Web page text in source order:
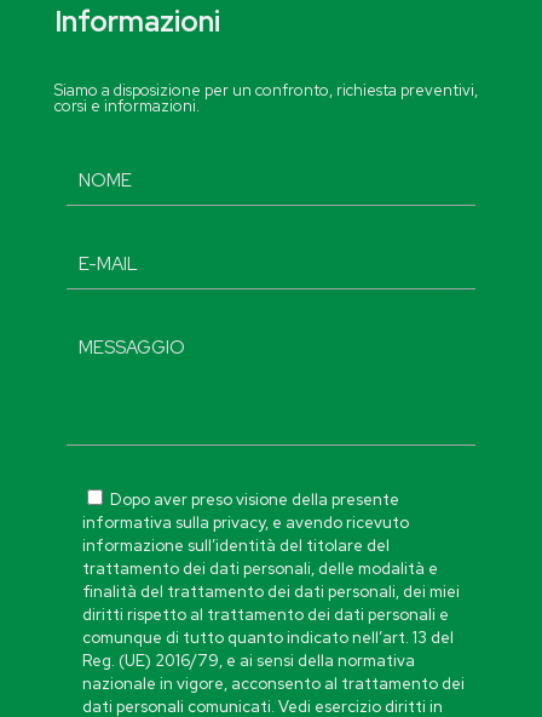
Informazioni
Siamo a disposizione per un confronto, richiesta preventivi,
corsi e informazioni.
Dopo aver preso visione della presente
informativa sulla privacy, e avendo ricevuto
informazione sull’identità del titolare del
trattamento dei dati personali, delle modalità e
finalità del trattamento dei dati personali, dei miei
diritti rispetto al trattamento dei dati personali e
comunque di tutto quanto indicato nell’art. 13 del
Reg. (UE) 2016/79, e ai sensi della normativa
nazionale in vigore, acconsento al trattamento dei
dati personali comunicati. Vedi esercizio diritti in